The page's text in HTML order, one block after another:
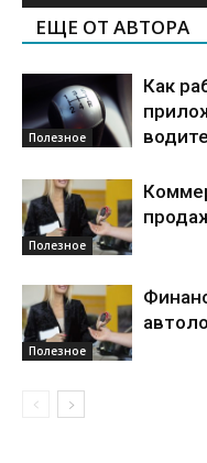
ЕЩЕ ОТ АВТОРА
Полезное
Как
Полезное
Полезное